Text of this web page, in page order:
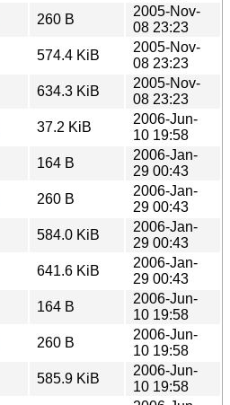
260 B
2005-Nov-
08 23:23
574.4 KiB
2005-Nov-
08 23:23
634.3 KiB
2005-Nov-
08 23:23
37.2 KiB
2006-Jun-
10 19:58
164 B
2006-Jan-
29 00:43
260 B
2006-Jan-
29 00:43
584.0 KiB
2006-Jan-
29 00:43
641.6 KiB
2006-Jan-
29 00:43
164 B
2006-Jun-
10 19:58
260 B
2006-Jun-
10 19:58
585.9 KiB
2006-Jun-
10 19:58